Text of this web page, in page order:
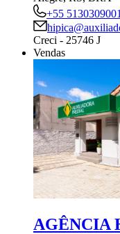
+55 5130309001
Creci - 25746 J
Vendas
AGÊNCIA